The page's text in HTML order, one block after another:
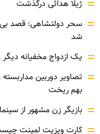
= ژیلا هدائی درگذشت
= سحر دولتشاهی: قصد بی
شد
= یک ازدواج مخفیانه
= تصاویر دوربین
بهم ریخت
= بازیگر زن مشهور از
کارت ویزیت لمینت